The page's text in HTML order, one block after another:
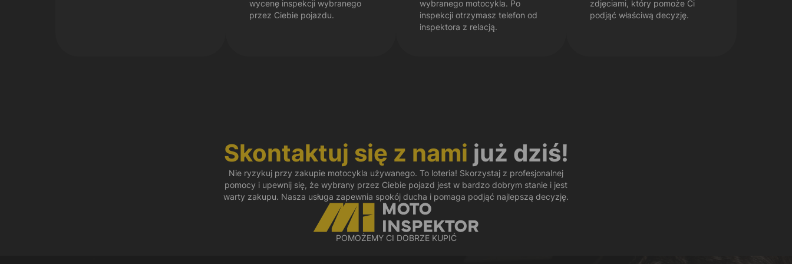
wycenę inspekcji wybranego
przez Ciebie pojazdu.
wybranego motocykla. Po
inspekcji otrzymasz telefon od
inspektora z relacją.
zdjęciami, który pomoże Ci
podjąć właściwą decyzję.
Skontaktuj się z nami już dziś!
Nie ryzykuj przy zakupie motocykla używanego. To loteria! Skorzystaj z profesjonalnej
pomocy i upewnij się, że wybrany przez Ciebie pojazd jest w bardzo dobrym stanie i jest
warty zakupu. Nasza usługa zapewnia spokój ducha i pomaga podjąć najlepszą decyzję.
POMOŻEMY CI DOBRZE KUPIĆ